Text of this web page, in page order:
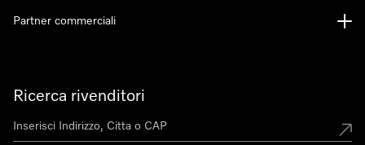
Ricerca rivenditori
Partner commerciali